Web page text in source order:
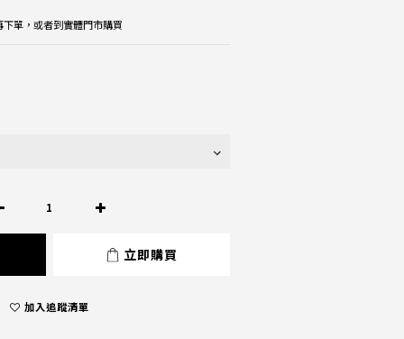
單，或者到實體門市購買
立即購買
加入追蹤清單